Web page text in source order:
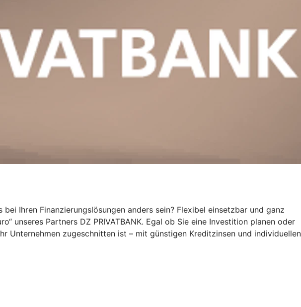
Ihren Finanzierungslösungen anders sein? Flexibel einsetzbar und ganz
unseres Partners DZ PRIVATBANK. Egal ob Sie eine Investition planen oder
Unternehmen zugeschnitten ist – mit günstigen Kreditzinsen und individuellen